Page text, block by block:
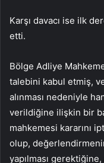
Karşı davacı ise ilk
etti.
Bölge Adliye
talebini kabul etmiş,
alınması nedeniyle
verildiğine ilişkin bir
mahkemesi kararını
olup,
yapılması